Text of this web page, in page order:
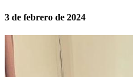
3 de febrero de 2024